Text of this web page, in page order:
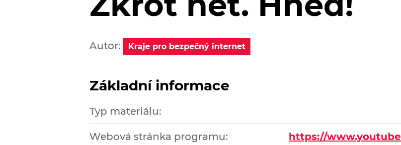
Autor: Kraje pro bezpečný internet
Základní informace
Typ materiálu:
Webová stránka programu:
https://